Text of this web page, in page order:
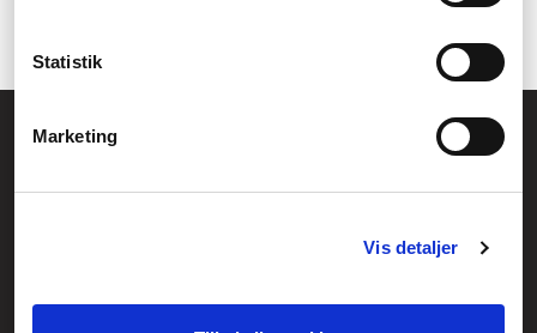
Statistik
Marketing
Vis detaljer
Allmänna frågor: